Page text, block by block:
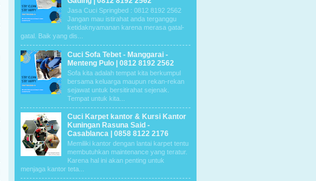
Jasa Cuci Springbed : 0812 8192 2562
Jangan mau istirahat anda terganggu
ketidaknyamanan karena merasa gatal-
gatal. Baik yang dis...
Cuci Sofa Tebet - Manggarai -
Menteng Pulo | 0812 8192 2562
Sofa kita adalah tempat kita berkumpul
bersama keluarga maupun rekan-rekan
sejawat untuk bersitirahat sejenak.
Tempat untuk kita...
Cuci Karpet kantor & Kursi Kantor
Kuningan Rasuna Said -
Casablanca | 0858 8122 2176
Memiliki kantor dengan lantai karpet tentu
membutuhkan maintenance yang teratur.
Karena hal ini akan penting untuk
menjaga kantor teta...